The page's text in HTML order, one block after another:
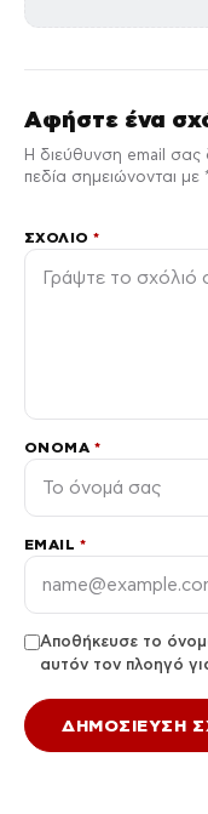
Αφήστε ένα
Η διεύθυνση email σας
πεδία σημειώνονται με
ΣΧΌΛΙΟ*
ΌΝΟΜΑ *
EMAIL *
Αποθήκευσε το
αυτόν τον πλοηγό